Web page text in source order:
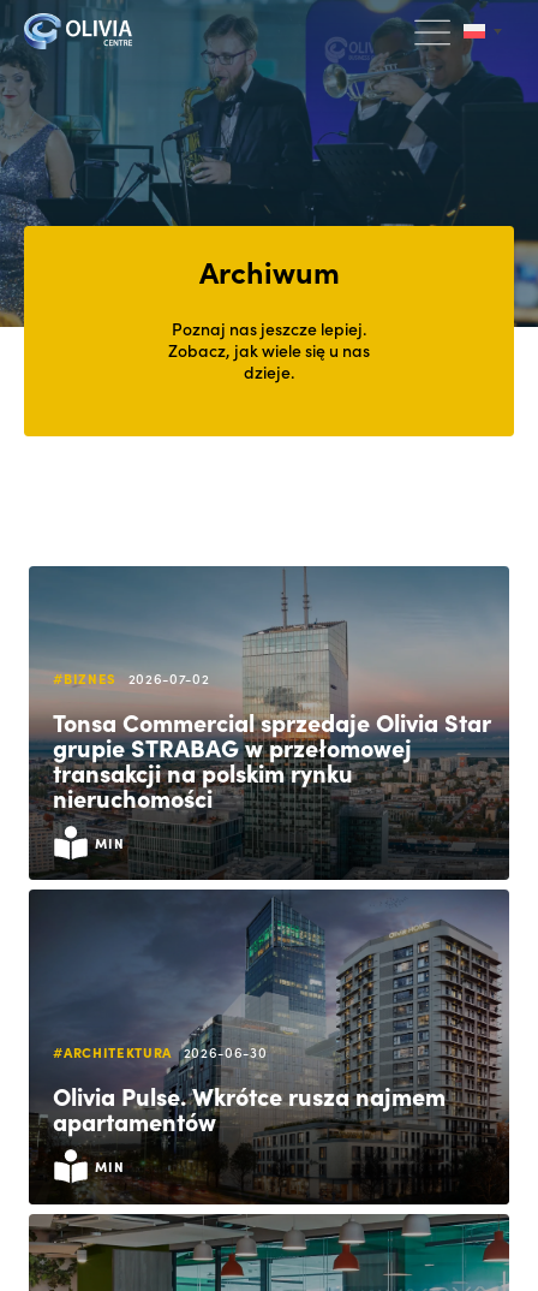
Archiwum
Poznaj nas jeszcze lepiej.
Zobacz, jak wiele się u nas
dzieje.
#BIZNES 2026-07-02
Tonsa Commercial sprzedaje Olivia Star
grupie STRABAG w przełomowej
transakcji na polskim rynku
nieruchomości
MIN
#ARCHITEKTURA 2026-06-30
Olivia Pulse. Wkrótce rusza najmem
apartamentów
MIN